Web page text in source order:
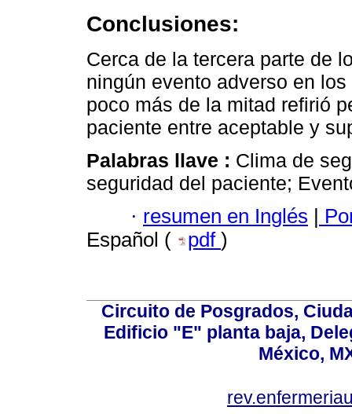
Conclusiones:
Cerca de la tercera parte de
ningún evento adverso en
poco más de la mitad reﬁrió
paciente entre aceptable y
Palabras llave : Clima de
seguridad del paciente;
· resumen en Inglés
Español (
pdf )
Circuito de Posgrados,
Edificio "E" planta baja,
México,